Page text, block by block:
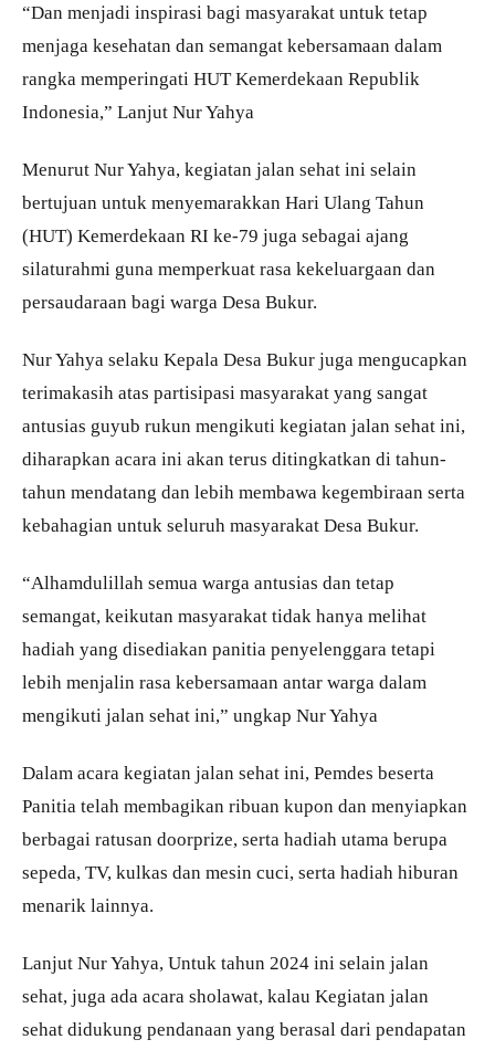
“Dan menjadi inspirasi bagi masyarakat untuk tetap
menjaga kesehatan dan semangat kebersamaan dalam
rangka memperingati HUT Kemerdekaan Republik
Indonesia,” Lanjut Nur Yahya
Menurut Nur Yahya, kegiatan jalan sehat ini selain
bertujuan untuk menyemarakkan Hari Ulang Tahun
(HUT) Kemerdekaan RI ke-79 juga sebagai ajang
silaturahmi guna memperkuat rasa kekeluargaan dan
persaudaraan bagi warga Desa Bukur.
Nur Yahya selaku Kepala Desa Bukur juga mengucapkan
terimakasih atas partisipasi masyarakat yang sangat
antusias guyub rukun mengikuti kegiatan jalan sehat ini,
diharapkan acara ini akan terus ditingkatkan di tahun-
tahun mendatang dan lebih membawa kegembiraan serta
kebahagian untuk seluruh masyarakat Desa Bukur.
“Alhamdulillah semua warga antusias dan tetap
semangat, keikutan masyarakat tidak hanya melihat
hadiah yang disediakan panitia penyelenggara tetapi
lebih menjalin rasa kebersamaan antar warga dalam
mengikuti jalan sehat ini,” ungkap Nur Yahya
Dalam acara kegiatan jalan sehat ini, Pemdes beserta
Panitia telah membagikan ribuan kupon dan menyiapkan
berbagai ratusan doorprize, serta hadiah utama berupa
sepeda, TV, kulkas dan mesin cuci, serta hadiah hiburan
menarik lainnya.
Lanjut Nur Yahya, Untuk tahun 2024 ini selain jalan
sehat, juga ada acara sholawat, kalau Kegiatan jalan
sehat didukung pendanaan yang berasal dari pendapatan